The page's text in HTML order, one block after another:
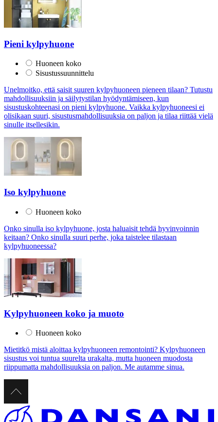
Pieni kylpyhuone
Huoneen koko
Sisustussuunnittelu
Unelmoitko, että saisit suuren kylpyhuoneen pieneen tilaan? Tutustu
mahdollisuuksiin ja säilytystilan hyödyntämiseen, kun
sisustuskohteenasi on pieni kylpyhuone. Vaikka kylpyhuoneesi ei
olisikaan suuri, sisustusmahdollisuuksia on paljon ja tilaa riittää vielä
sinulle itsellesikin.
Iso kylpyhuone
Huoneen koko
Onko sinulla iso kylpyhuone, josta haluaisit tehdä hyvinvoinnin
keitaan? Onko sinulla suuri perhe, joka taistelee tilastaan
kylpyhuoneessa?
Kylpyhuoneen koko ja muoto
Huoneen koko
Mietitkö mistä aloittaa kylpyhuoneen remontointi? Kylpyhuoneen
sisustus voi tuntua suurelta urakalta, mutta huoneen muodosta
riippumatta mahdollisuuksia on paljon. Me autamme sinua.